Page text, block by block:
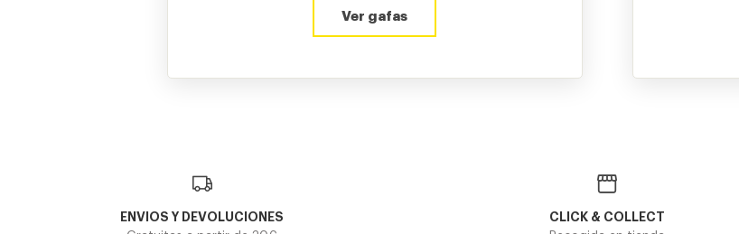
Ver gafas
ENVIOS Y DEVOLUCIONES
CLICK & COLLECT